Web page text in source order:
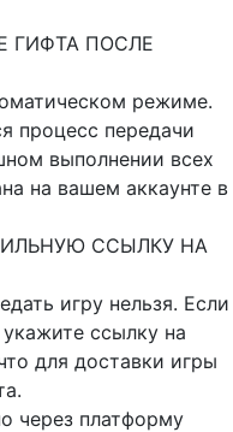
ГИФТА ПОСЛЕ
режиме.
процесс передачи
выполнении всех
на вашем аккаунте в
ССЫЛКУ НА
игру нельзя. Если
ссылку на
для доставки игры
через платформу